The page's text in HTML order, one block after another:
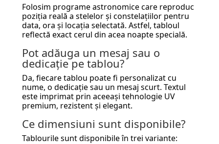
Folosim programe astronomice care reproduc
poziția reală a stelelor și constelațiilor pentru
data, ora și locația selectată. Astfel, tabloul
reflectă exact cerul din acea noapte specială.
Pot adăuga un mesaj sau o
dedicație pe tablou?
Da, fiecare tablou poate fi personalizat cu
nume, o dedicație sau un mesaj scurt. Textul
este imprimat prin aceeași tehnologie UV
premium, rezistent și elegant.
Ce dimensiuni sunt disponibile?
Tablourile sunt disponibile în trei variante: